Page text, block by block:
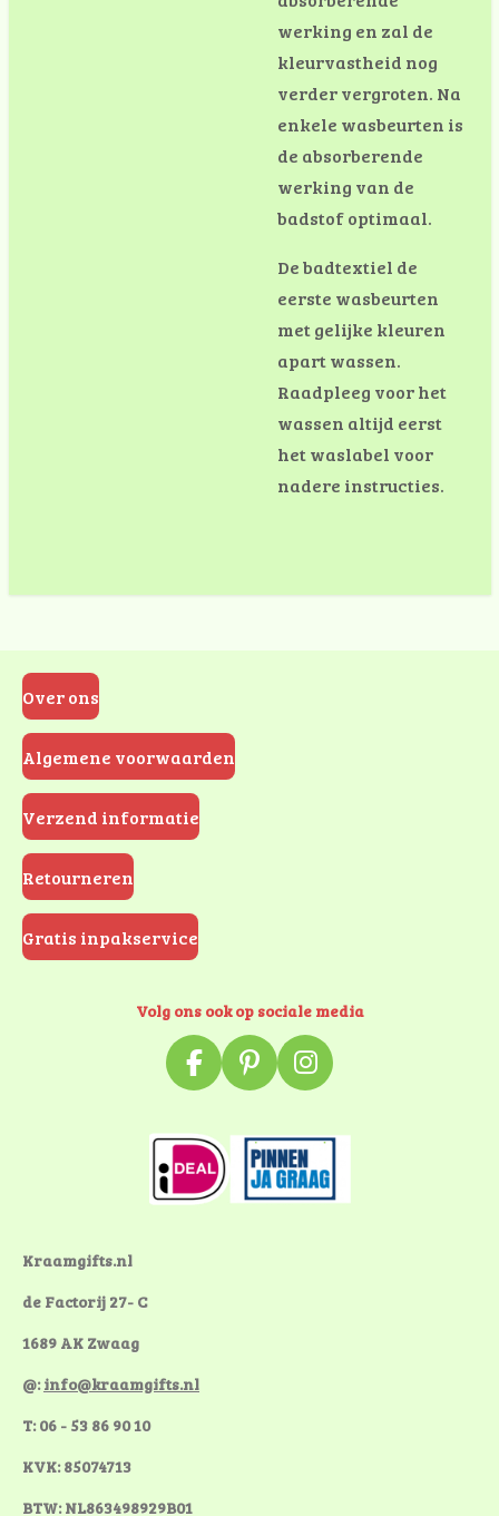
werking en zal de
kleurvastheid nog
verder vergroten. Na
enkele wasbeurten is
de absorberende
werking van de
badstof optimaal.
De badtextiel de
eerste wasbeurten
met gelijke kleuren
apart wassen.
Raadpleeg voor het
wassen altijd eerst
het waslabel voor
nadere instructies.
Over ons
Algemene voorwaarden
Verzend informatie
Retourneren
Gratis inpakservice
Volg ons ook op sociale media
F
a
c
e
b
o
P
i
n
t
e
r
I
n
s
t
a
g
Kraamgifts.nl
de Factorij 27- C
1689 AK Zwaag
@:info@kraamgifts.nl
T: 06 - 53 86 90 10
KVK: 85074713
BTW: NL863498929B01